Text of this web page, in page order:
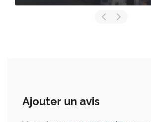
Ajouter un avis